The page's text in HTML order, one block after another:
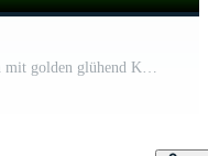
golden und Silber Luftballons Rahmen mit golden glühend Konfetti auf Grün Bildschirm oder Chroma Taste. Luftballons Rahmen schwebend und gehen hoch. golden und Silber farbig Luftballons steigend und schwankend im das Luft. Pro Video